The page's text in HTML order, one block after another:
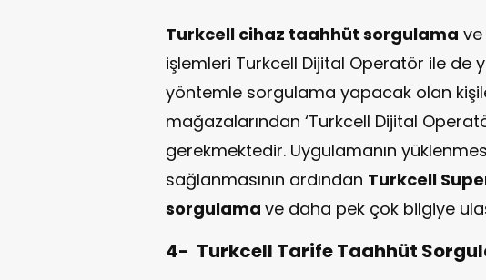
Turkcell cihaz taahhüt sorgulama
işlemleri Turkcell Dijital Operatör ile de
yöntemle sorgulama yapacak olan
mağazalarından ‘Turkcell Dijital
gerekmektedir. Uygulamanın
sağlanmasının ardından Turkcell
sorgulama ve daha pek çok bilgiye
4- Turkcell Tarife Taahhüt